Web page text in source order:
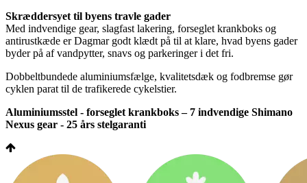
Skræddersyet til byens travle gader
Med indvendige gear, slagfast lakering, forseglet krankboks og
antirustkæde er Dagmar godt klædt på til at klare, hvad byens gader
byder på af vandpytter, snavs og parkeringer i det fri.
Dobbeltbundede aluminiumsfælge, kvalitetsdæk og fodbremse gør
cyklen parat til de trafikerede cykelstier.
Aluminiumsstel - forseglet krankboks – 7 indvendige Shimano
Nexus gear - 25 års stelgaranti